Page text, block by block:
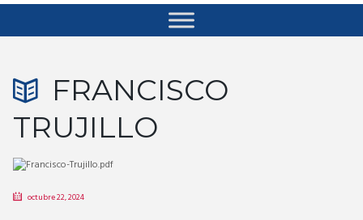
FRANCISCO
TRUJILLO
octubre 22, 2024